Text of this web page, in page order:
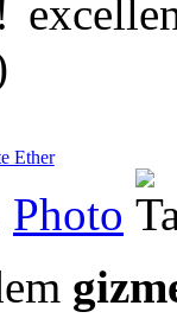
Photo